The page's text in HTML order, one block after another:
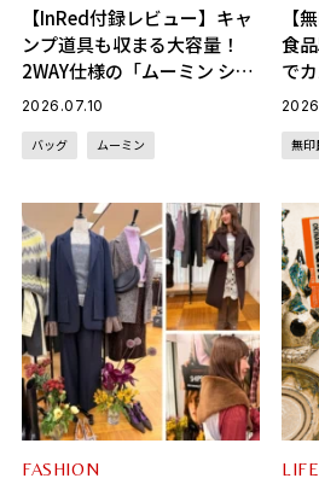
【InRed付録レビュー】キャ
ンプ道具も収まる大容量！
2WAY仕様の「ムーミン ショ
ルダーストラップ付きボスト
な理由
2026.07.10
バッグ ムーミン
【
食
で
品
無印
FASHION